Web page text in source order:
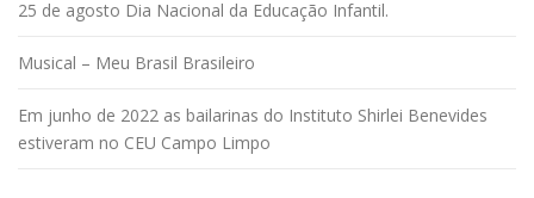
25 de agosto Dia Nacional da Educação Infantil.
Musical – Meu Brasil Brasileiro
Em junho de 2022 as bailarinas do Instituto Shirlei Benevides
estiveram no CEU Campo Limpo